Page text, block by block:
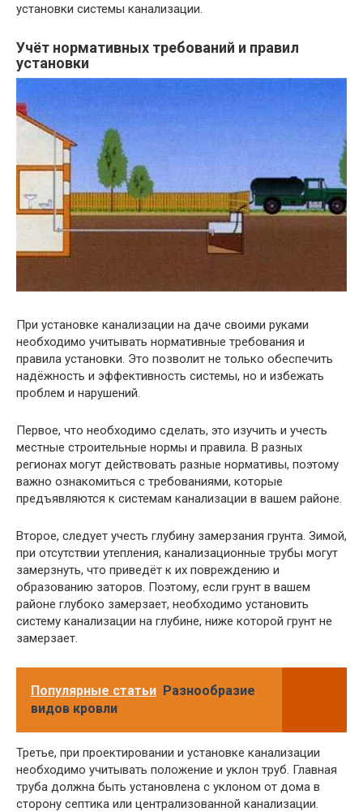
установки системы канализации.
Учёт нормативных требований и правил
установки
При установке канализации на даче своими руками
необходимо учитывать нормативные требования и
правила установки. Это позволит не только обеспечить
надёжность и эффективность системы, но и избежать
проблем и нарушений.
Первое, что необходимо сделать, это изучить и учесть
местные строительные нормы и правила. В разных
регионах могут действовать разные нормативы, поэтому
важно ознакомиться с требованиями, которые
предъявляются к системам канализации в вашем районе.
Второе, следует учесть глубину замерзания грунта. Зимой,
при отсутствии утепления, канализационные трубы могут
замерзнуть, что приведёт к их повреждению и
образованию заторов. Поэтому, если грунт в вашем
районе глубоко замерзает, необходимо установить
систему канализации на глубине, ниже которой грунт не
замерзает.
Популярные статьи Разнообразие
видов кровли
Третье, при проектировании и установке канализации
необходимо учитывать положение и уклон труб. Главная
труба должна быть установлена с уклоном от дома в
сторону септика или централизованной канализации.